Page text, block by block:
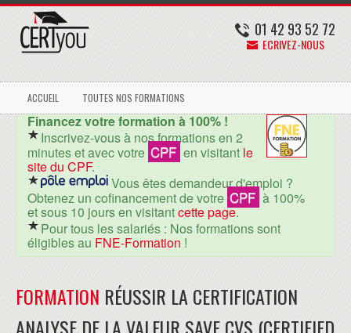
01 42 93 52 72
ECRIVEZ-NOUS
ACCUEIL TOUTES NOS FORMATIONS
Financez votre formation à 100% !
Inscrivez-vous à nos formations en 2
minutes et avec votre CPF en visitant le
site du CPF.
Vous êtes demandeur d'emploi ?
Obtenez un cofinancement de votre CPF à 100%
et sous 10 jours en visitantcette page.
Pour tous les salariés : Nos formations sont
éligibles au FNE-Formation !
FORMATION RÉUSSIR LA CERTIFICATION
ANALYSE DE LA VALEUR SAVE CVS (CERTIFIED